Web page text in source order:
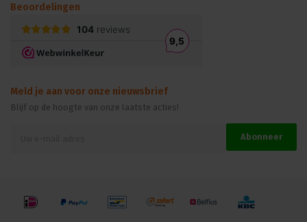
Beoordelingen
Meld je aan voor onze nieuwsbrief
Blijf op de hoogte van onze laatste acties!
Abonneer